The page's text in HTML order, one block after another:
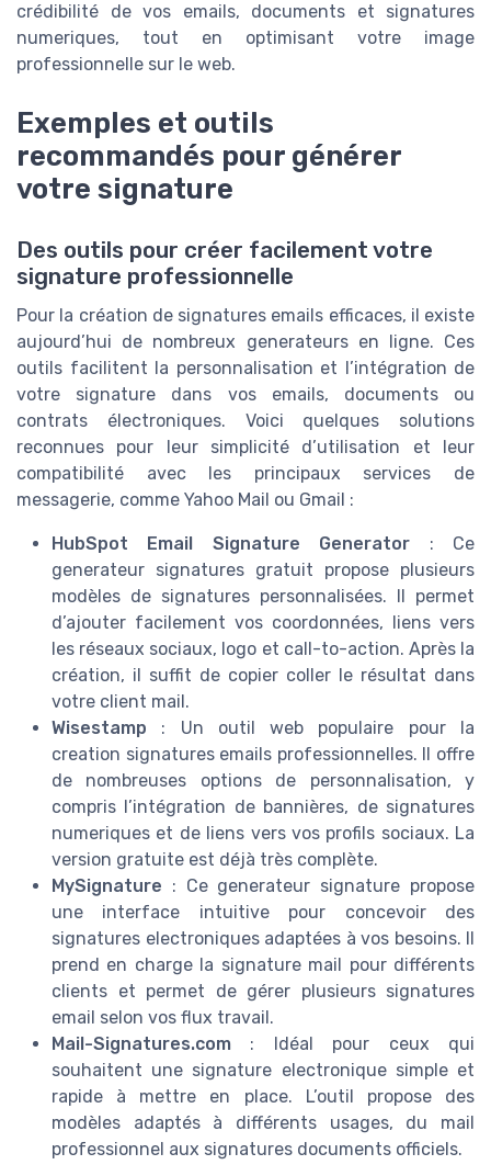
crédibilité de vos emails, documents et signatures
numeriques, tout en optimisant votre image
professionnelle sur le web.
Exemples et outils
recommandés pour générer
votre signature
Des outils pour créer facilement votre
signature professionnelle
Pour la création de signatures emails efficaces, il existe
aujourd’hui de nombreux generateurs en ligne. Ces
outils facilitent la personnalisation et l’intégration de
votre signature dans vos emails, documents ou
contrats électroniques. Voici quelques solutions
reconnues pour leur simplicité d’utilisation et leur
compatibilité avec les principaux services de
messagerie, comme Yahoo Mail ou Gmail :
HubSpot Email Signature Generator : Ce
generateur signatures gratuit propose plusieurs
modèles de signatures personnalisées. Il permet
d’ajouter facilement vos coordonnées, liens vers
les réseaux sociaux, logo et call-to-action. Après la
création, il suffit de copier coller le résultat dans
votre client mail.
Wisestamp : Un outil web populaire pour la
creation signatures emails professionnelles. Il offre
de nombreuses options de personnalisation, y
compris l’intégration de bannières, de signatures
numeriques et de liens vers vos profils sociaux. La
version gratuite est déjà très complète.
MySignature : Ce generateur signature propose
une interface intuitive pour concevoir des
signatures electroniques adaptées à vos besoins. Il
prend en charge la signature mail pour différents
clients et permet de gérer plusieurs signatures
email selon vos flux travail.
Mail-Signatures.com : Idéal pour ceux qui
souhaitent une signature electronique simple et
rapide à mettre en place. L’outil propose des
modèles adaptés à différents usages, du mail
professionnel aux signatures documents officiels.